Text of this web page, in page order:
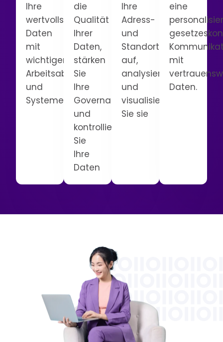
Ihre
wertvollsten
Daten
mit
wichtigen
Arbeitsabläufen
und
Systemen
die
Qualität
Ihrer
Daten,
stärken
Sie
Ihre
Governance
und
kontrollieren
Sie
Ihre
Daten
Ihre
Adress-
und
Standortdaten
auf,
analysieren
und
visualisieren
Sie sie
eine
mit
Daten.